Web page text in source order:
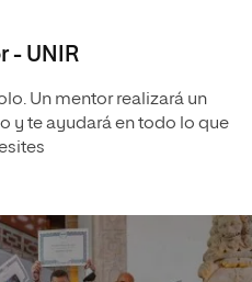
- UNIR
Un mentor realizará un
y te ayudará en todo lo que